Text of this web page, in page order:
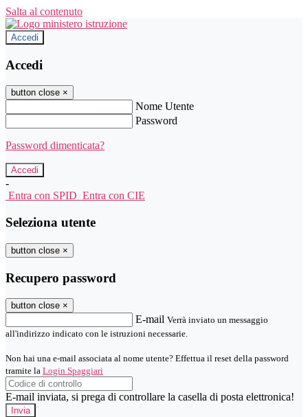
Salta al contenuto
Accedi
Accedi
button close ×
Nome Utente
Password
Password dimenticata?
-
Entra con SPID Entra con CIE
Seleziona utente
button close ×
Recupero password
button close ×
E-mail Verrà inviato un messaggio
all'indirizzo indicato con le istruzioni necessarie.
Non hai una e-mail associata al nome utente? Effettua il reset della password
tramite la Login Spaggiari
E-mail inviata, si prega di controllare la casella di posta elettronica!